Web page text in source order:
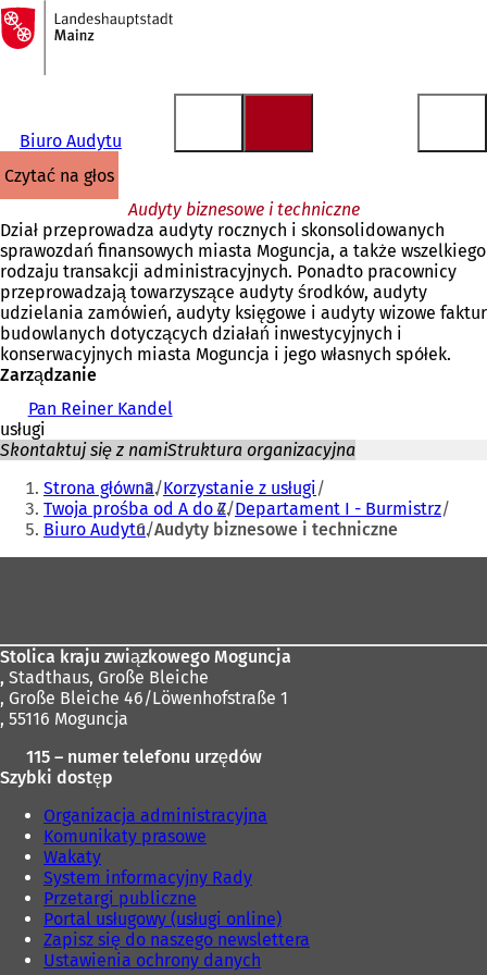
Przejdź do treści
Do
strony
głównej
Biuro Audytu
czytać na głos
Audyty biznesowe i techniczne
Dział przeprowadza audyty rocznych i skonsolidowanych
sprawozdań finansowych miasta Moguncja, a także wszelkiego
rodzaju transakcji administracyjnych. Ponadto pracownicy
przeprowadzają towarzyszące audyty środków, audyty
udzielania zamówień, audyty księgowe i audyty wizowe faktur
budowlanych dotyczących działań inwestycyjnych i
konserwacyjnych miasta Moguncja i jego własnych spółek.
Zarządzanie
Pan Reiner Kandel
usługi
Skontaktuj się z namiStruktura organizacyjna
Jesteś
tutaj:
Strona główna Korzystanie z usługi
Twoja prośba od A do Z Departament I - Burmistrz
Biuro Audytu Audyty biznesowe i techniczne
Stolica kraju związkowego Moguncja
, Stadthaus, Große Bleiche
, Große Bleiche 46/Löwenhofstraße 1
, 55116 Moguncja
115 – numer telefonu urzędów
Szybki dostęp
Organizacja administracyjna
Komunikaty prasowe
Wakaty
System informacyjny Rady
Przetargi publiczne
Portal usługowy (usługi online)
Zapisz się do naszego newslettera
Ustawienia ochrony danych